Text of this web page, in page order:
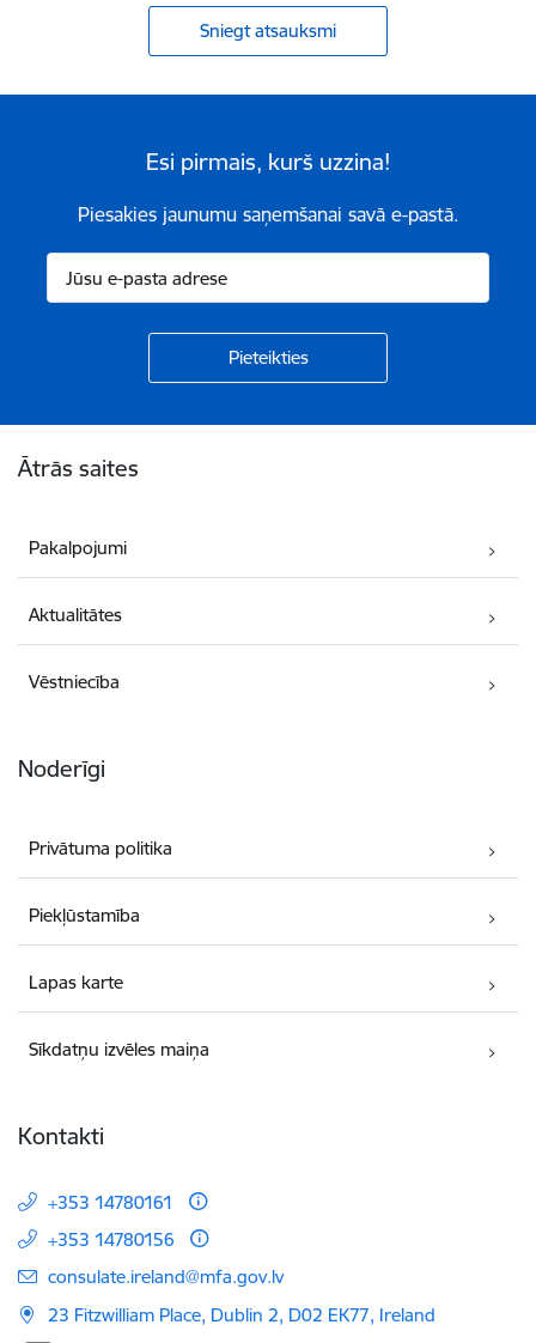
Sniegt atsauksmi
Esi pirmais, kurš uzzina!
Piesakies jaunumu saņemšanai savā e-pastā.
Ātrās saites
Pakalpojumi
Aktualitātes
Vēstniecība
Noderīgi
Privātuma politika
Piekļūstamība
Lapas karte
Sīkdatņu izvēles maiņa
Kontakti
+353 14780161
+353 14780156
E-pasts:
consulate.ireland@mfa.gov.lv
23 Fitzwilliam Place, Dublin 2, D02 EK77, Ireland